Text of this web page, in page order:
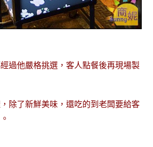
過他嚴格挑選，客人點餐後再現場製
除了新鮮美味，還吃的到老闆要給客